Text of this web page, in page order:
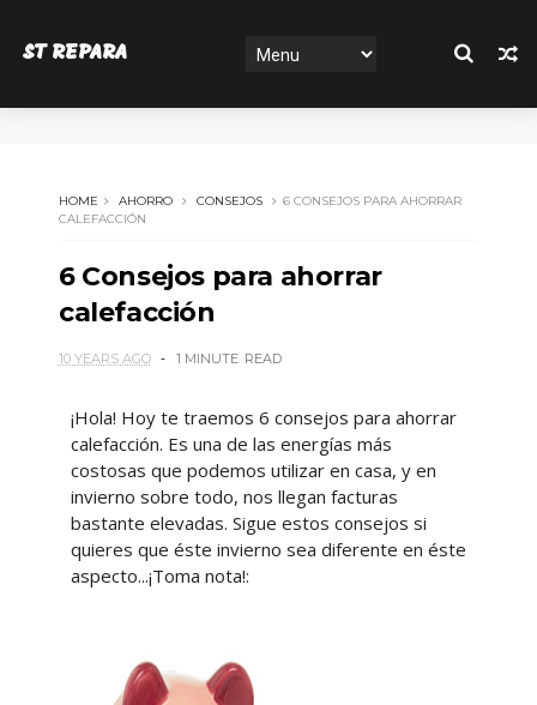
ST REPARA
HOME AHORRO CONSEJOS
6 CONSEJOS PARA AHORRAR
CALEFACCIÓN
6 Consejos para ahorrar
calefacción
10 YEARS AGO 1 MINUTE READ
¡Hola! Hoy te traemos 6 consejos para ahorrar
calefacción. Es una de las energías más
costosas que podemos utilizar en casa, y en
invierno sobre todo, nos llegan facturas
bastante elevadas. Sigue estos consejos si
quieres que éste invierno sea diferente en éste
aspecto...¡Toma nota!: